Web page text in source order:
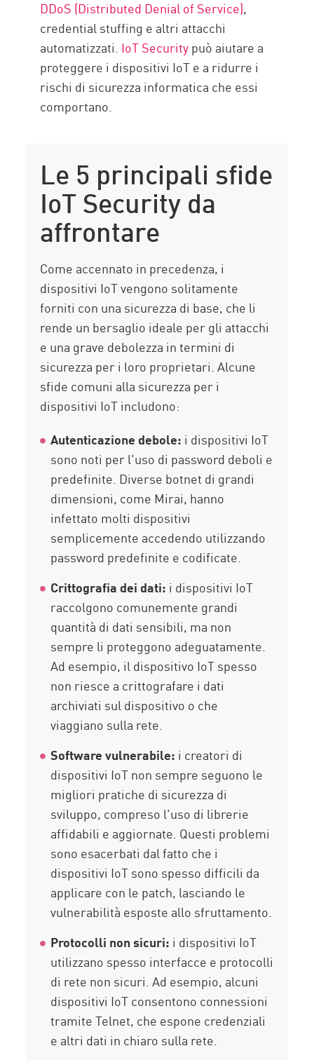
DDoS (Distributed Denial of Service),
credential stuffing e altri attacchi
automatizzati. IoT Securitypuò aiutare a
proteggere i dispositivi IoT e a ridurre i
rischi di sicurezza informatica che essi
comportano.
Le 5 principali sfide
IoT Security da
affrontare
Come accennato in precedenza, i
dispositivi IoT vengono solitamente
forniti con una sicurezza di base, che li
rende un bersaglio ideale per gli attacchi
e una grave debolezza in termini di
sicurezza per i loro proprietari. Alcune
sfide comuni alla sicurezza per i
dispositivi IoT includono:
Autenticazione debole: i dispositivi IoT
sono noti per l'uso di password deboli e
predefinite. Diverse botnet di grandi
dimensioni, come Mirai, hanno
infettato molti dispositivi
semplicemente accedendo utilizzando
password predefinite e codificate.
Crittografia dei dati: i dispositivi IoT
raccolgono comunemente grandi
quantità di dati sensibili, ma non
sempre li proteggono adeguatamente.
Ad esempio, il dispositivo IoT spesso
non riesce a crittografare i dati
archiviati sul dispositivo o che
viaggiano sulla rete.
Software vulnerabile: i creatori di
dispositivi IoT non sempre seguono le
migliori pratiche di sicurezza di
sviluppo, compreso l'uso di librerie
affidabili e aggiornate. Questi problemi
sono esacerbati dal fatto che i
dispositivi IoT sono spesso difficili da
applicare con le patch, lasciando le
vulnerabilità esposte allo sfruttamento.
Protocolli non sicuri: i dispositivi IoT
utilizzano spesso interfacce e protocolli
di rete non sicuri. Ad esempio, alcuni
dispositivi IoT consentono connessioni
tramite Telnet, che espone credenziali
e altri dati in chiaro sulla rete.